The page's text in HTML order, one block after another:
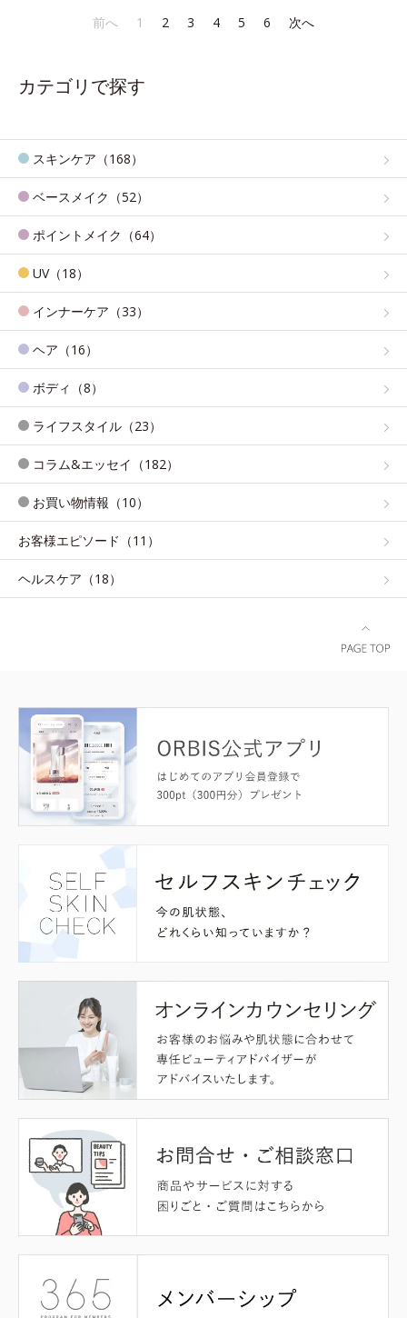
前へ 1 2 3 4 5 6 次へ
カテゴリで探す
スキンケア（168）
ベースメイク（52）
ポイントメイク（64）
UV（18）
インナーケア（33）
ヘア（16）
ボディ（8）
ライフスタイル（23）
コラム&エッセイ（182）
お買い物情報（10）
お客様エピソード（11）
ヘルスケア（18）